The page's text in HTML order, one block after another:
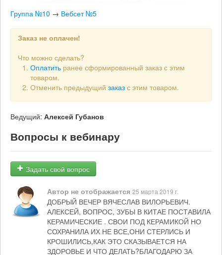
Группа №10 → Вебсет №5
Заказ не оплачен!
Что можно сделать?
Оплатить ранее сформированный заказ с этим
товаром.
Отменить предыдущий заказ с этим товаром.
Ведущий: Алексей Губанов
Вопросы к вебинару
Задать свой вопрос
Автор не отображается 25 марта 2019 г.
ДОБРЫЙ ВЕЧЕР ВЯЧЕСЛАВ ВИЛОРЬЕВИЧ.
АЛЕКСЕЙ, ВОПРОС, ЗУБЫ В КИТАЕ ПОСТАВИЛА
КЕРАМИЧЕСКИЕ . СВОИ ПОД КЕРАМИКОЙ НО
СОХРАНИЛА ИХ НЕ ВСЕ,ОНИ СТЕРЛИСЬ И
КРОШИЛИСЬ,КАК ЭТО СКАЗЫВАЕТСЯ НА
ЗДОРОВЬЕ И ЧТО ДЕЛАТЬ?БЛАГОДАРЮ ЗА